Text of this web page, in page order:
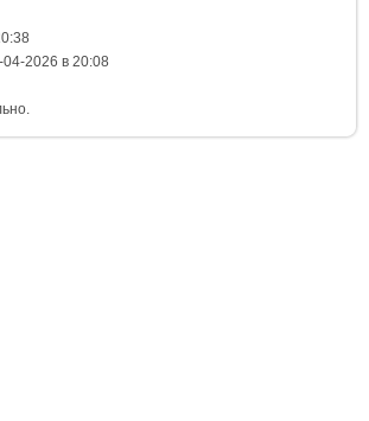
2026 в 20:08